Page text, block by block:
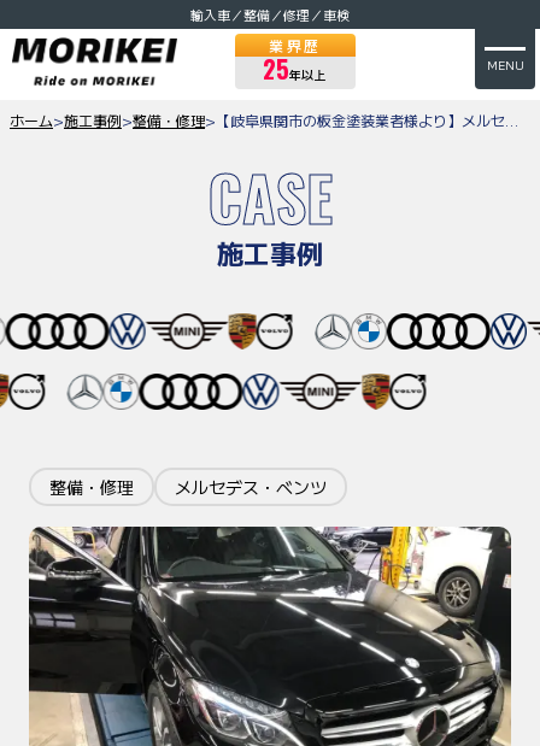
輸入車／整備／修理／車検
業界歴
25年以上
MENU
ホーム>施工事例>整備・修理>
CASE
施工事例
整備・修理 メルセデス・ベンツ